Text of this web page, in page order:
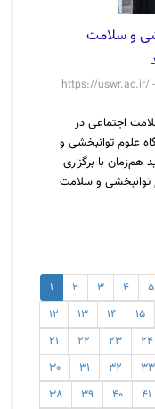
و سلامت
https://uswr.ac.ir/ آرشیو/نقش‌آفرینی-دانشگاه-علوم-توانبخشی-و-
اجتماعی در
علوم توانبخشی و
هم‌زمان با برگزاری
توانبخشی و سلامت
1 2 3 4 5
12
13 14 15
21
22 23 24
30
31 32 33
38
39 40 41